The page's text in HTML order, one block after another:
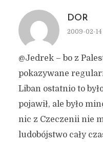
DOR
2009-02-14
@Jedrek – bo z
pokazywane
Liban ostatnio to
pojawił, ale było
nic z Czeczenii nie
ludobójstwo cały